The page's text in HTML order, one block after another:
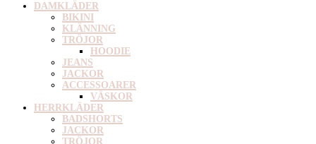
DAMKLÄDER
BIKINI
KLÄNNING
TRÖJOR
HOODIE
JEANS
JACKOR
ACCESSOARER
VÄSKOR
HERRKLÄDER
BADSHORTS
JACKOR
TRÖJOR